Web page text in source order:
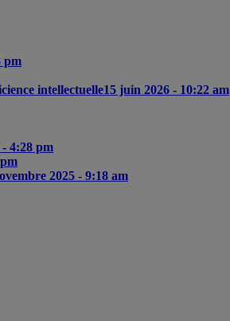
pm
intellectuelle15 juin 2026 - 10:22 am
4:28 pm
2025 - 9:18 am